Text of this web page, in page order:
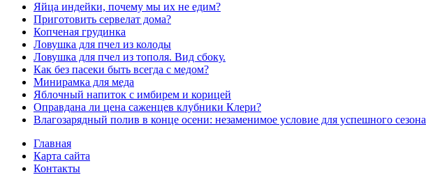
Яйца индейки, почему мы их не едим?
Приготовить сервелат⁠⁠ дома?
Копченая грудинка
Ловушка для пчел из колоды
Ловушка для пчел из тополя. Вид сбоку.
Как без пасеки быть всегда с медом?
Минирамка для меда
Яблочный напиток с имбирем и корицей
Оправдана ли цена саженцев клубники Клери?
Влагозарядный полив в конце осени: незаменимое условие для успешного сезона
Главная
Карта сайта
Контакты